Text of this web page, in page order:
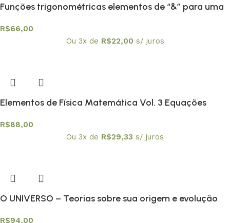
Funções trigonométricas elementos de “&” para uma
R$66,00
Ou 3x de R$22,00 s/ juros
Elementos de Física Matemática Vol. 3 Equações
R$88,00
Ou 3x de R$29,33 s/ juros
O UNIVERSO – Teorias sobre sua origem e evolução
R$94,00